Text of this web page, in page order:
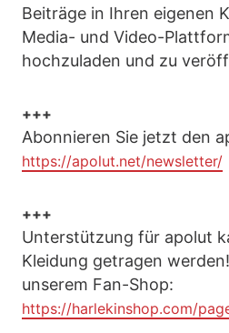
Beiträge in Ihren eigenen
Media- und Video-
hochzuladen und zu
+++
Abonnieren Sie jetzt den
https://apolut.net/newsletter/
+++
Unterstützung für apolut
Kleidung getragen
unserem Fan-Shop:
https://harlekinshop.com/